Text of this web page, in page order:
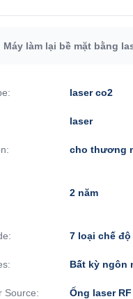
Máy làm lại bề mặt bằng
laser co2
laser
cho thương
2 năm
7 loại chế
Bất kỳ ngôn
Source: Ống laser